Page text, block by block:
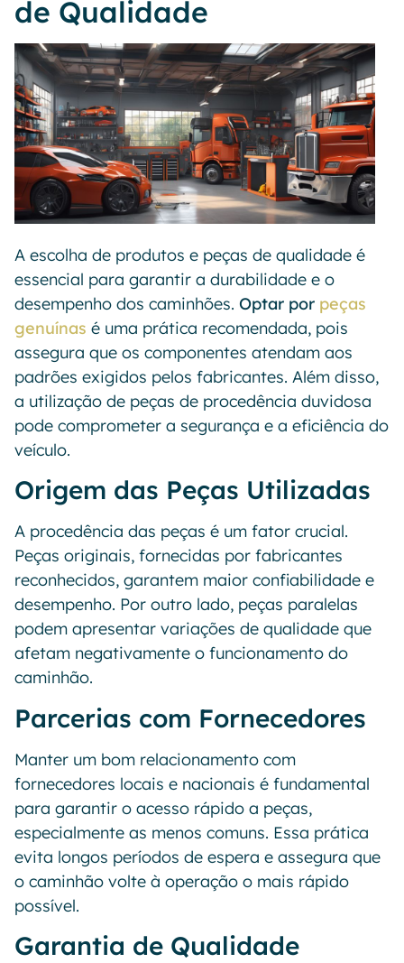
de Qualidade
A escolha de produtos e peças de qualidade é
essencial para garantir a durabilidade e o
desempenho dos caminhões. Optar por peças
genuínas é uma prática recomendada, pois
assegura que os componentes atendam aos
padrões exigidos pelos fabricantes. Além disso,
a utilização de peças de procedência duvidosa
pode comprometer a segurança e a eficiência do
veículo.
Origem das Peças Utilizadas
A procedência das peças é um fator crucial.
Peças originais, fornecidas por fabricantes
reconhecidos, garantem maior confiabilidade e
desempenho. Por outro lado, peças paralelas
podem apresentar variações de qualidade que
afetam negativamente o funcionamento do
caminhão.
Parcerias com Fornecedores
Manter um bom relacionamento com
fornecedores locais e nacionais é fundamental
para garantir o acesso rápido a peças,
especialmente as menos comuns. Essa prática
evita longos períodos de espera e assegura que
o caminhão volte à operação o mais rápido
possível.
Garantia de Qualidade